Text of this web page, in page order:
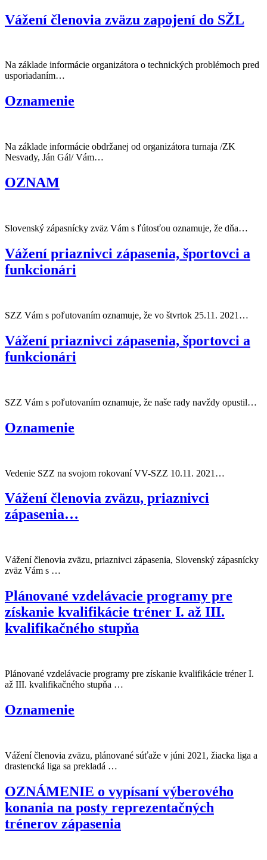
Vážení členovia zväzu zapojení do SŽL
Na základe informácie organizátora o technických problémoch pred
usporiadaním…
Oznamenie
Na základe informácie obdržanej od organizátora turnaja /ZK
Nesvady, Ján Gál/ Vám…
OZNAM
Slovenský zápasnícky zväz Vám s ľútosťou oznamuje, že dňa…
Vážení priaznivci zápasenia, športovci a
funkcionári
SZZ Vám s poľutovaním oznamuje, že vo štvrtok 25.11. 2021…
Vážení priaznivci zápasenia, športovci a
funkcionári
SZZ Vám s poľutovaním oznamuje, že naše rady navždy opustil…
Oznamenie
Vedenie SZZ na svojom rokovaní VV-SZZ 10.11. 2021…
Vážení členovia zväzu, priaznivci
zápasenia…
Vážení členovia zväzu, priaznivci zápasenia, Slovenský zápasnícky
zväz Vám s …
Plánované vzdelávacie programy pre
získanie kvalifikácie tréner I. až III.
kvalifikačného stupňa
Plánované vzdelávacie programy pre získanie kvalifikácie tréner I.
až III. kvalifikačného stupňa …
Oznamenie
Vážení členovia zväzu, plánované súťaže v júni 2021, žiacka liga a
drastencká liga sa prekladá …
OZNÁMENIE o vypísaní výberového
konania na posty reprezentačných
trénerov zápasenia